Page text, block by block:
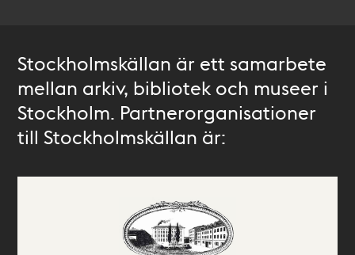
Stockholmskällan är ett samarbete
mellan arkiv, bibliotek och museer i
Stockholm. Partnerorganisationer
till Stockholmskällan är: